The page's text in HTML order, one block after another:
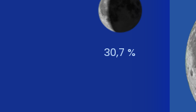
30,7 %